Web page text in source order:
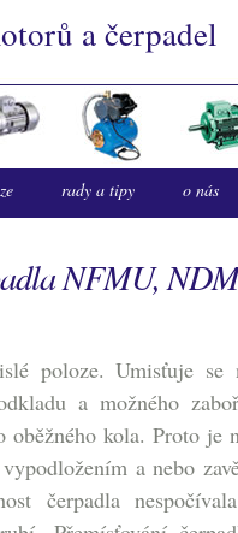
a čerpadel
rady a tipy o nás
NFMU,
poloze. Umisťuje
a možného
oběžného kola. Proto je
a nebo
čerpadla